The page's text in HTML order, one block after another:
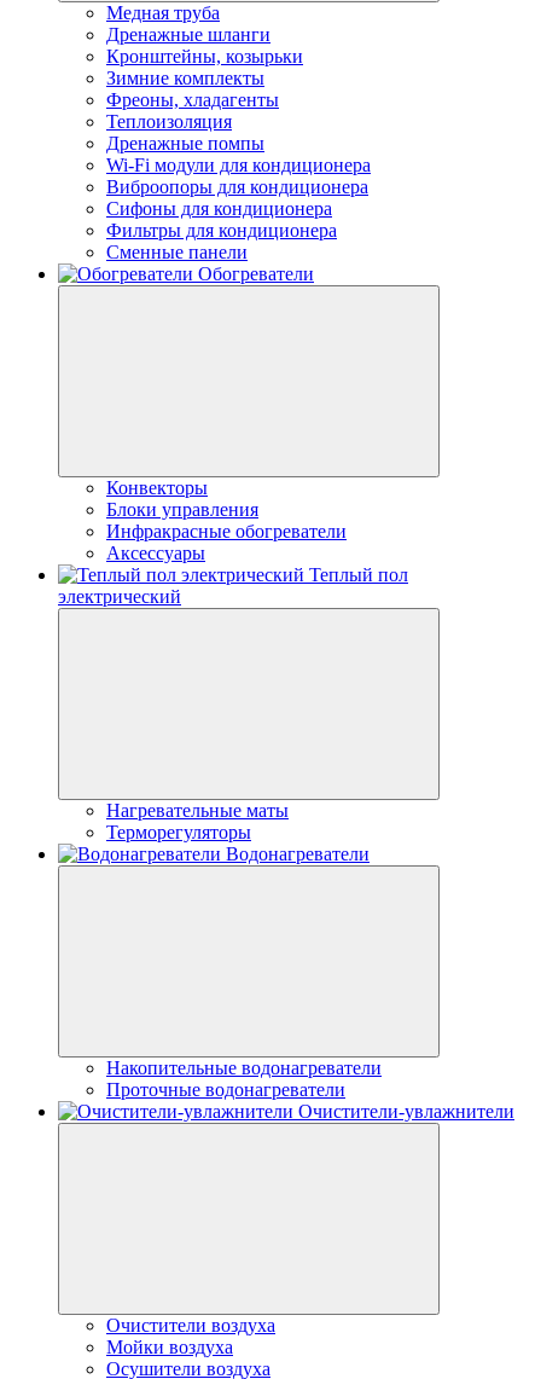
Медная труба
Дренажные шланги
Кронштейны, козырьки
Зимние комплекты
Фреоны, хладагенты
Теплоизоляция
Дренажные помпы
Wi-Fi модули для кондиционера
Виброопоры для кондиционера
Сифоны для кондиционера
Фильтры для кондиционера
Сменные панели
Обогреватели
Конвекторы
Блоки управления
Инфракрасные обогреватели
Аксессуары
Теплый пол
электрический
Нагревательные маты
Терморегуляторы
Водонагреватели
Накопительные водонагреватели
Проточные водонагреватели
Очистители-увлажнители
Очистители воздуха
Мойки воздуха
Осушители воздуха